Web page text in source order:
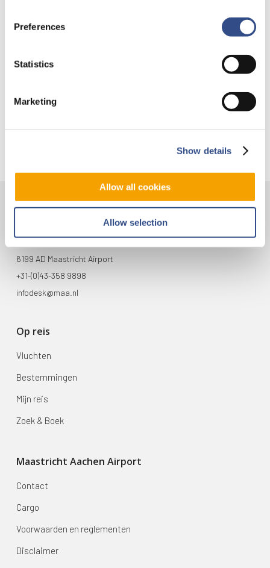
Preferences
Statistics
Marketing
Show details
Allow all cookies
Allow selection
Nieuwe AI-primeur voor Maastricht Aachen Airport:
Je kunt je nu aanmelden voor onze Burendag 2026!
6199 AD Maastricht Airport
+31-(0)43-358 9898
infodesk@maa.nl
Op reis
Vluchten
Bestemmingen
Mijn reis
Zoek & Boek
Maastricht Aachen Airport
Contact
Cargo
Voorwaarden en reglementen
Disclaimer